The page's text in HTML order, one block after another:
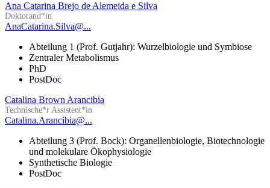
Ana Catarina Brejo de Alemeida e Silva
Doktorand*in
AnaCatarina.Silva@...
Abteilung 1 (Prof. Gutjahr): Wurzelbiologie und Symbiose
Zentraler Metabolismus
PhD
PostDoc
Catalina Brown Arancibia
Technische*r Assistent*in
Catalina.Arancibia@...
Abteilung 3 (Prof. Bock): Organellenbiologie, Biotechnologie
und molekulare Ökophysiologie
Synthetische Biologie
PostDoc